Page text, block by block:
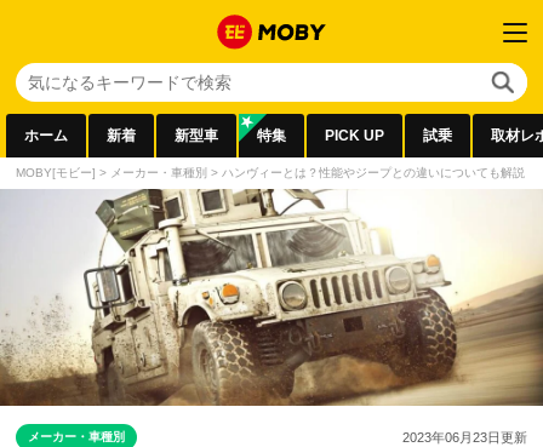
ホーム 新着 新型車 特集 PICK UP 試乗 取材レ
MOBY[モビー] > メーカー・車種別 > ハンヴィーとは？性能やジープとの違いについても解説！
メーカー・車種別 2023年06月23日更新